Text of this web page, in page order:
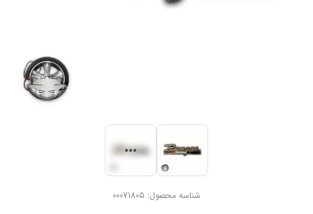
شناسه محصول: 00071805